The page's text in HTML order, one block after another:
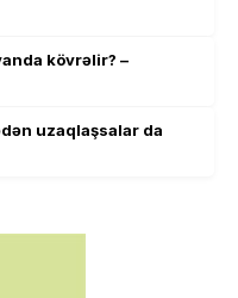
kövrəlir? –
uzaqlaşsalar da